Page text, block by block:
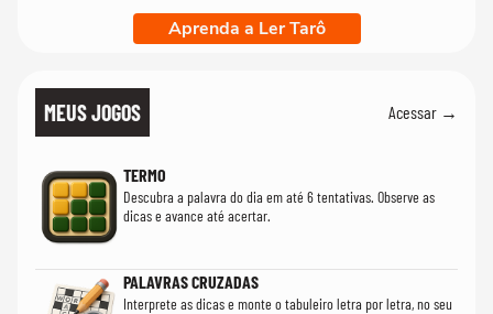
Aprenda a Ler Tarô
MEUS JOGOS Acessar →
TERMO
Descubra a palavra do dia em até 6 tentativas. Observe as
dicas e avance até acertar.
PALAVRAS CRUZADAS
Interprete as dicas e monte o tabuleiro letra por letra, no seu